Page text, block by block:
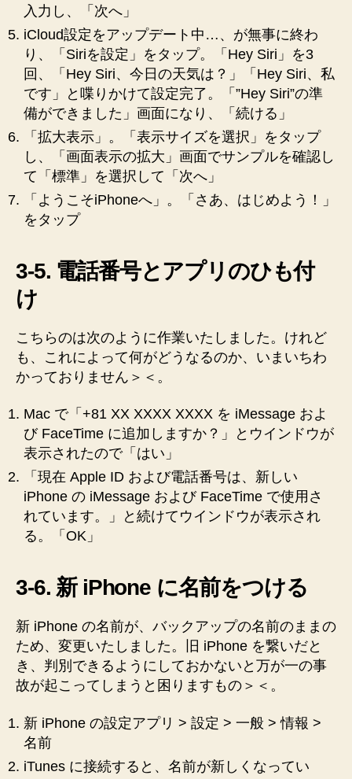
入力し、「次へ」
iCloud設定をアップデート中…、が無事に終わ
り、「Siriを設定」をタップ。「Hey Siri」を3
回、「Hey Siri、今日の天気は？」「Hey Siri、私
です」と喋りかけて設定完了。「”Hey Siri”の準
備ができました」画面になり、「続ける」
「拡大表示」。「表示サイズを選択」をタップ
し、「画面表示の拡大」画面でサンプルを確認し
て「標準」を選択して「次へ」
「ようこそiPhoneへ」。「さあ、はじめよう！」
をタップ
3-5. 電話番号とアプリのひも付
け
こちらのは次のように作業いたしました。けれど
も、これによって何がどうなるのか、いまいちわ
かっておりません＞＜。
Mac で「+81 XX XXXX XXXX を iMessage およ
び FaceTime に追加しますか？」とウインドウが
表示されたので「はい」
「現在 Apple ID および電話番号は、新しい
iPhone の iMessage および FaceTime で使用さ
れています。」と続けてウインドウが表示され
る。「OK」
3-6. 新 iPhone に名前をつける
新 iPhone の名前が、バックアップの名前のままの
ため、変更いたしました。旧 iPhone を繋いだと
き、判別できるようにしておかないと万が一の事
故が起こってしまうと困りますもの＞＜。
新 iPhone の設定アプリ > 設定 > 一般 > 情報 >
名前
iTunes に接続すると、名前が新しくなってい